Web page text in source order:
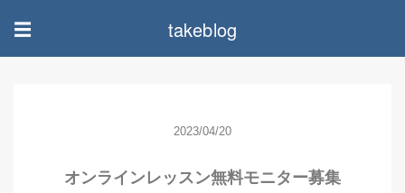
☰ takeblog
2023/04/20
オンラインレッスン無料モニター募集